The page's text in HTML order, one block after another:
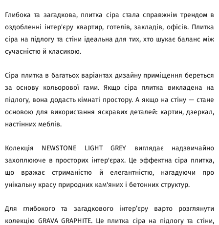
Глибока та загадкова, плитка сіра стала справжнім трендом в
оздобленні інтер'єру квартир, готелів, закладів, офісів. Плитка
сіра на підлогу та стіни ідеальна для тих, хто шукає баланс між
сучасністю й класикою.
Сіра плитка в багатьох варіантах дизайну приміщення береться
за основу кольорової гами. Якщо сіра плитка викладена на
підлогу, вона додасть кімнаті простору. А якщо на стіну — стане
основою для використання яскравих деталей: картин, дзеркал,
настінних меблів.
Колекція NEWSTONE LIGHT GREY виглядає надзвичайно
захоплююче в просторих інтер'єрах. Це эффектна сіра плитка,
що вражає стриманістю й елегантністю, нагадуючи про
унікальну красу природних кам'яних і бетонних структур.
Для глибокого та загадкового інтер’єру варто розглянути
колекцію GRAVA GRAPHITE. Це плитка сіра на підлогу та стіни,